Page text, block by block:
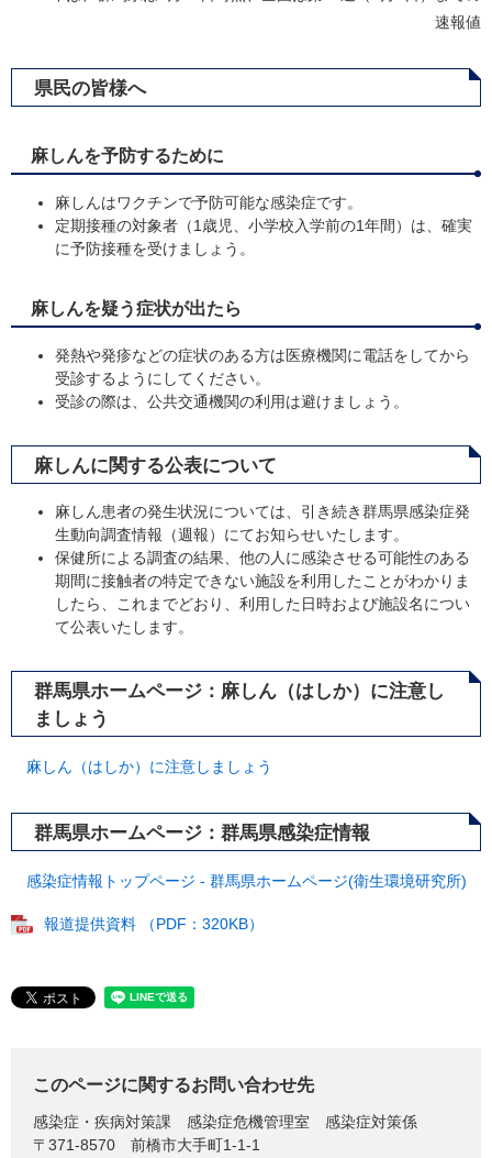
速報値
県民の皆様へ
麻しんを予防するために
麻しんはワクチンで予防可能な感染症です。
定期接種の対象者（1歳児、小学校入学前の1年間）は、確実
に予防接種を受けましょう。
麻しんを疑う症状が出たら
発熱や発疹などの症状のある方は医療機関に電話をしてから
受診するようにしてください。
受診の際は、公共交通機関の利用は避けましょう。
麻しんに関する公表について
麻しん患者の発生状況については、引き続き群馬県感染症発
生動向調査情報（週報）にてお知らせいたします。
保健所による調査の結果、他の人に感染させる可能性のある
期間に接触者の特定できない施設を利用したことがわかりま
したら、これまでどおり、利用した日時および施設名につい
て公表いたします。
群馬県ホームページ：麻しん（はしか）に注意し
ましょう
麻しん（はしか）に注意しましょう
群馬県ホームページ：群馬県感染症情報
感染症情報トップページ - 群馬県ホームページ(衛生環境研究所)
報道提供資料 （PDF：320KB）
このページに関するお問い合わせ先
感染症・疾病対策課
感染症危機管理室 感染症対策係
〒371-8570
前橋市大手町1-1-1